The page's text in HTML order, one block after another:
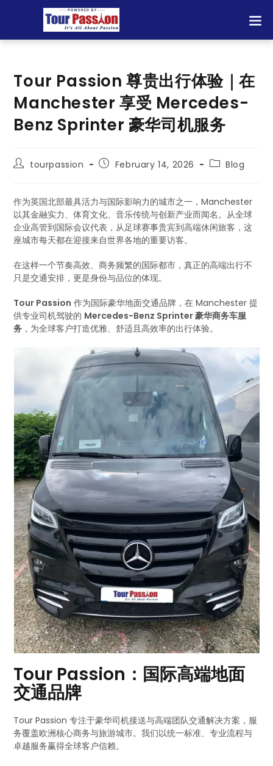
Tour Passion 尊贵出行体验｜在
Manchester 享受 Mercedes-
Benz Sprinter 豪华司机服务
tourpassion February 14, 2026 Blog
作为英国北部最具活力与国际影响力的城市之一，Manchester
以其金融实力、体育文化、音乐传统与创新产业而闻名。从全球
企业高管到国际会议代表，从足球赛事贵宾到高端休闲旅客，这
座城市每天都在迎接来自世界各地的重要访客。
在这样一个节奏高效、商务频繁的国际都市，真正的高端出行不
只是交通安排，更是身份与品位的体现。
Tour Passion 作为国际豪华地面交通品牌，在 Manchester 提
供专业司机驾驶的 Mercedes-Benz Sprinter 豪华商务车服
务 ，为全球客户打造优雅、舒适且高效率的出行体验。
Tour Passion：国际高端地面
交通品牌
Tour Passion 专注于豪华司机接送与高端团队交通解决方案，服
务覆盖欧洲核心商务与旅游城市。我们以统一标准、专业流程与
卓越服务赢得全球客户信赖。